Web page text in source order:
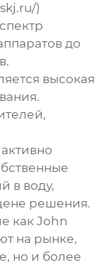
)
до
высокая
в воду,
решения.
как John
на рынке,
но и более